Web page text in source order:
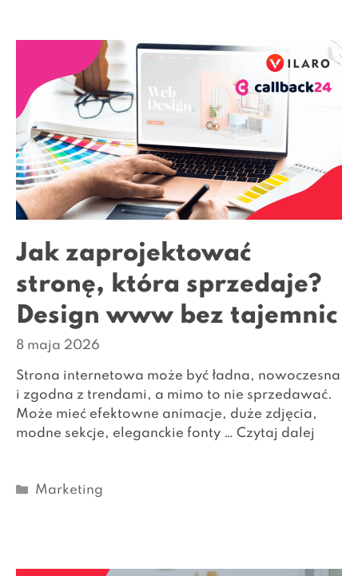
Jak zaprojektować
stronę, która sprzedaje?
Design www bez tajemnic
8 maja 2026
Strona internetowa może być ładna, nowoczesna
i zgodna z trendami, a mimo to nie sprzedawać.
Może mieć efektowne animacje, duże zdjęcia,
modne sekcje, eleganckie fonty … Czytaj dalej
Kategorie
Marketing